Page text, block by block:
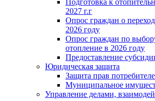
Подготовка к
2027 г.г
Опрос граждан о
2026 году
Опрос граждан по
отопление в 2026 году
Предоставление
Юридическая защита
Защита прав
Муниципальное
Управление делами,